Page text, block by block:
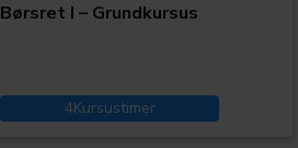
Børsret I – Grundkursus
4Kursustimer